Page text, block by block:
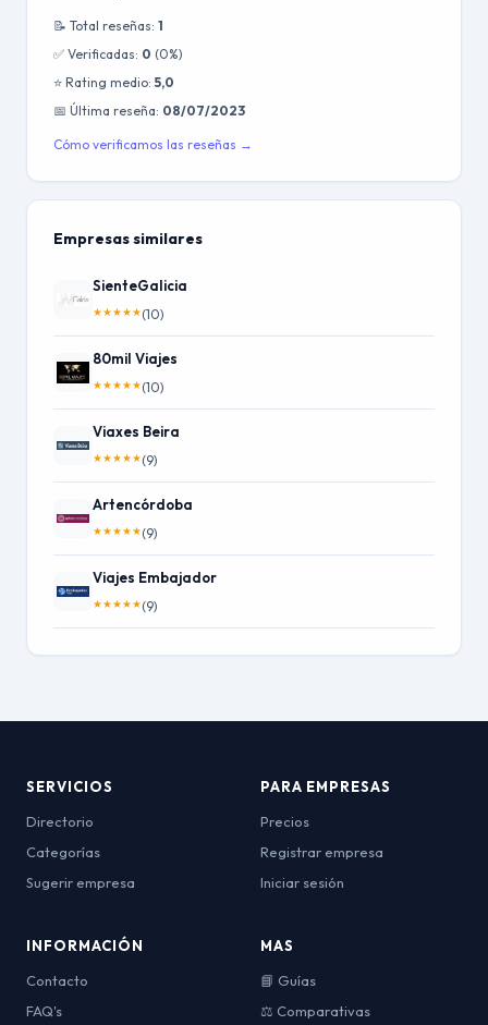
📝 Total reseñas: 1
✅ Verificadas: 0 (0%)
⭐ Rating medio: 5,0
📅 Última reseña: 08/07/2023
Cómo verificamos las reseñas →
Empresas similares
SienteGalicia
★★★★★(10)
80mil Viajes
★★★★★(10)
Viaxes Beira
★★★★★(9)
Artencórdoba
★★★★★(9)
Viajes Embajador
★★★★★(9)
SERVICIOS
Directorio
Categorías
Sugerir empresa
PARA EMPRESAS
Precios
Registrar empresa
Iniciar sesión
INFORMACIÓN
Contacto
FAQ's
MAS
📘 Guías
⚖️ Comparativas